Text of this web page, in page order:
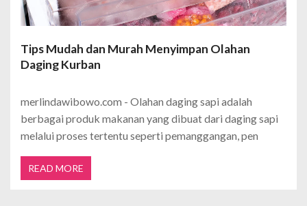
Tips Mudah dan Murah Menyimpan Olahan
Daging Kurban
merlindawibowo.com - Olahan daging sapi adalah
berbagai produk makanan yang dibuat dari daging sapi
melalui proses tertentu seperti pemanggangan, pen
READ MORE